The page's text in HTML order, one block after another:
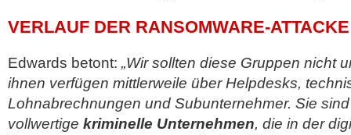
VERLAUF DER RANSOMWARE-
Edwards betont: „Wir sollten diese Gruppen nicht
ihnen verfügen mittlerweile über Helpdesks,
Lohnabrechnungen und Subunternehmer. Sie
vollwertige kriminelle Unternehmen, die in der